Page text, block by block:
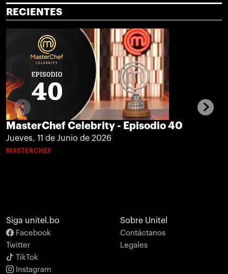
RECIENTES
MasterChef Celebrity - Episodio 40
Jueves, 11 de Junio de 2026
MASTERCHEF
Siga unitel.bo
Facebook
Twitter
TikTok
Instagram
Sobre Unitel
Contáctanos
Legales